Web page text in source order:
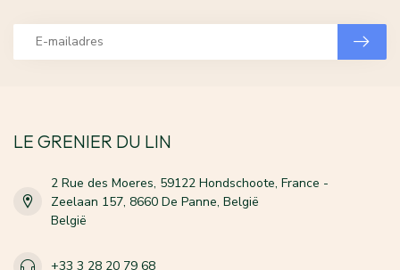
LE GRENIER DU LIN
2 Rue des Moeres, 59122 Hondschoote, France -
Zeelaan 157, 8660 De Panne, België
België
+33 3 28 20 79 68